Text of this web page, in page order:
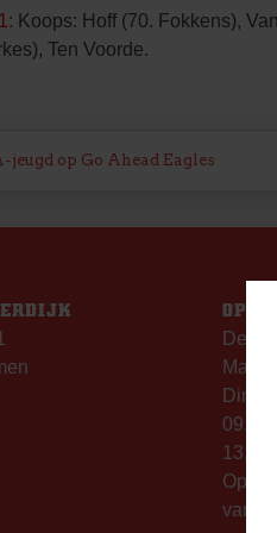
Koops: Hoff (70. Fokkens),
Ten Voorde.
jeugd op Go Ahead Eagles
De
09.00
13.00
Op
vanaf